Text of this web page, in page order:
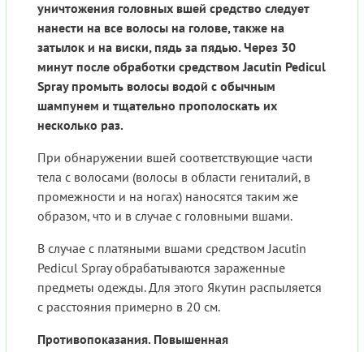
уничтожения головных вшей средство следует
нанести на все волосы на голове, также на
затылок и на виски, пядь за пядью. Через 30
минут после обработки средством Jacutin Pedicul
Spray промыть волосы водой с обычным
шампунем и тщательно прополоскать их
несколько раз.
При обнаружении вшей соответствующие части
тела с волосами (волосы в области гениталий, в
промежности и на ногах) наносятся таким же
образом, что и в случае с головными вшами.
В случае с платяными вшами средством Jacutin
Pedicul Spray обрабатываются зараженные
предметы одежды. Для этого Якутин распыляется
с расстояния примерно в 20 см.
Противопоказания. Повышенная